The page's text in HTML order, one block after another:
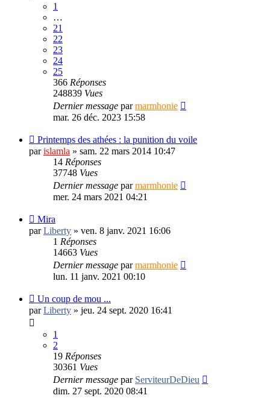
1
…
21
22
23
24
25
366 Réponses
248839 Vues
Dernier message parmarmhonie
mar. 26 déc. 2023 15:58
Printemps des athées : la punition du voile
parislamla » sam. 22 mars 2014 10:47
14 Réponses
37748 Vues
Dernier message parmarmhonie
mer. 24 mars 2021 04:21
Mira
parLiberty » ven. 8 janv. 2021 16:06
1 Réponses
14663 Vues
Dernier message parmarmhonie
lun. 11 janv. 2021 00:10
Un coup de mou ...
parLiberty » jeu. 24 sept. 2020 16:41
1
2
19 Réponses
30361 Vues
Dernier message par ServiteurDeDieu
dim. 27 sept. 2020 08:41